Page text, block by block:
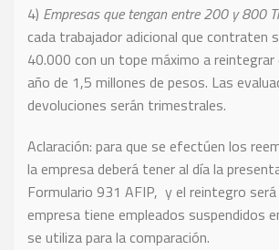
4) Empresas que tengan entre 200 y 800
cada trabajador adicional que contraten
40.000 con un tope máximo a
año de 1,5 millones de pesos. Las
devoluciones serán trimestrales.
Aclaración: para que se efectúen los
la empresa deberá tener al día la
Formulario 931 AFIP, y el reintegro
empresa tiene empleados suspendidos
se utiliza para la comparación.